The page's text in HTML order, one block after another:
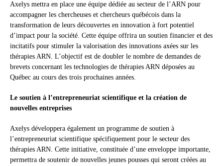
Axelys mettra en place une équipe dédiée au secteur de l’ARN pour
accompagner les chercheuses et chercheurs québécois dans la
transformation de leurs découvertes en innovation à fort potentiel
d’impact pour la société. Cette équipe offrira un soutien financier et des
incitatifs pour stimuler la valorisation des innovations axées sur les
thérapies ARN. L’objectif est de doubler le nombre de demandes de
brevets concernant les technologies de thérapies ARN déposées au
Québec au cours des trois prochaines années.
Le soutien à l’entrepreneuriat scientifique et la création de
nouvelles entreprises
Axelys développera également un programme de soutien à
l’entrepreneuriat scientifique spécifiquement pour le secteur des
thérapies ARN. Cette initiative, constituée d’une enveloppe importante,
permettra de soutenir de nouvelles jeunes pousses qui seront créées au